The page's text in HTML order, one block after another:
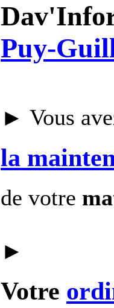
Puy-
► Vous
la
de votre
►
Votre